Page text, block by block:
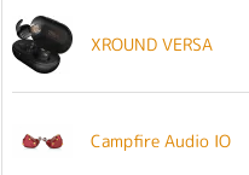
XROUND VERSA
Campfire Audio IO